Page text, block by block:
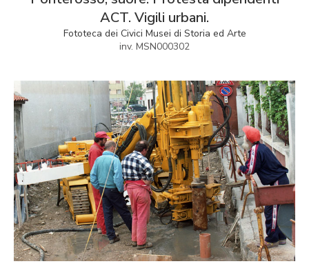
ACT. Vigili urbani.
Fototeca dei Civici Musei di Storia ed Arte
inv. MSN000302